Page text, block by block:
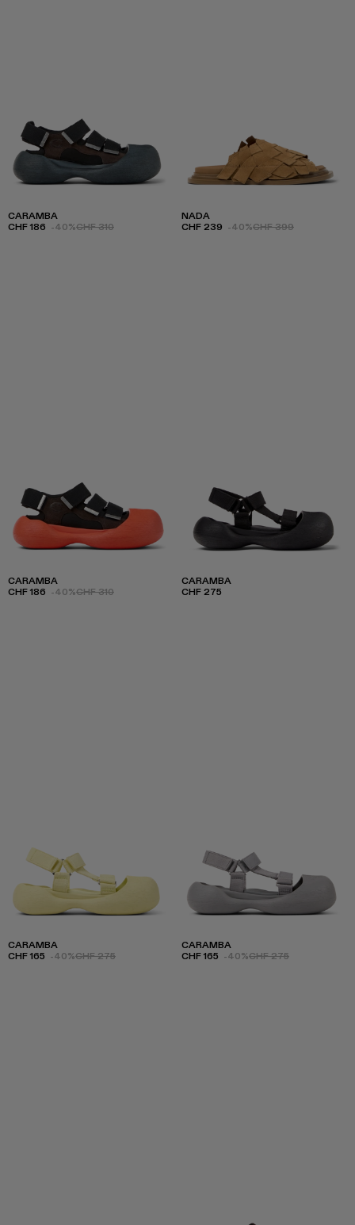
CARAMBA
CHF 186 -40%CHF 310
NADA
CHF 239 -40%CHF 399
CARAMBA
CHF 186 -40%CHF 310
CARAMBA
CHF 275
CARAMBA
CHF 165 -40%CHF 275
CARAMBA
CHF 165 -40%CHF 275